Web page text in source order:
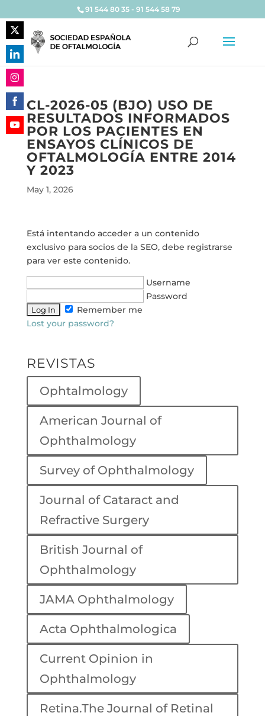
91 544 80 35 - 91 544 58 79
CL-2026-05 (BJO) USO DE
RESULTADOS INFORMADOS
POR LOS PACIENTES EN
ENSAYOS CLÍNICOS DE
OFTALMOLOGÍA ENTRE 2014
Y 2023
May 1, 2026
Está intentando acceder a un contenido
exclusivo para socios de la SEO, debe registrarse
para ver este contenido.
Username
Password
Remember me
Lost your password?
REVISTAS
Ophtalmology
American Journal of
Ophthalmology
Survey of Ophthalmology
Journal of Cataract and
Refractive Surgery
British Journal of
Ophthalmology
JAMA Ophthalmology
Acta Ophthalmologica
Current Opinion in
Ophthalmology
Retina.The Journal of Retinal
Share
on
Twitter
Share
on
LinkedIn
Share
on
Instagram
Share
on
Facebook
Share
YouTube